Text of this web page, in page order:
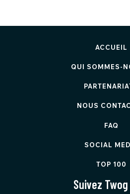
ACCUEIL
QUI SOMMES-
NOUS
FAQ
SOCIAL
TOP 100
Suivez